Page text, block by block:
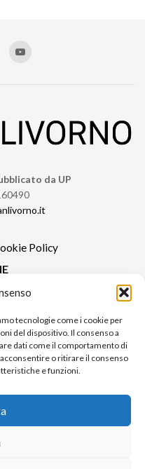
tecnologie come i cookie per
del dispositivo. Il consenso a
dati come il comportamento di
o ritirare il consenso
e funzioni.
da UP
Policy